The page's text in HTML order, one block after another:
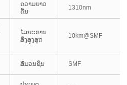
ຄວາມຍາວ
ຄື້ນ
1310nm
ໄລຍະການ
ສົ່ງສູງສຸດ
10km@SMF
ສື່ມວນຊົນ SMF